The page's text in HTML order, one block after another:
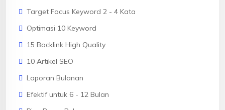
Target Focus Keyword 2 - 4 Kata
Optimasi 10 Keyword
15 Backlink High Quality
10 Artikel SEO
Laporan Bulanan
Efektif untuk 6 - 12 Bulan